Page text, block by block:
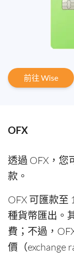
前往 Wise
OFX
透過 OFX，您
款。
OFX 可匯款至
種貨幣匯出。
費；不過，
價（exchange